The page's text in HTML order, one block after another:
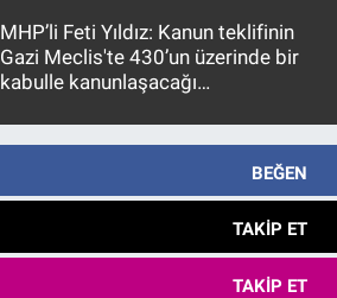
MHP’li Feti Yıldız: Kanun teklifinin
Gazi Meclis'te 430’un üzerinde bir
kabulle kanunlaşacağı
BEĞEN
TAKIP ET
TAKIP ET